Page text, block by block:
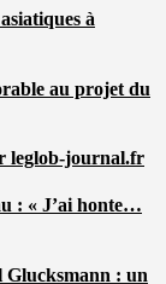
à
au projet du
leglob-journal.fr
: « J’ai honte…
Glucksmann : un